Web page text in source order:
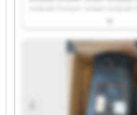
Ambold Pressen GmbH Ambold
Ambold Pressen GmbH Ambold
Ambold Pressen GmbH Ambold
Ambold Pressen GmbH Ambold
Ambold Pressen GmbH Ambold
Ambold Pressen GmbH Ambold